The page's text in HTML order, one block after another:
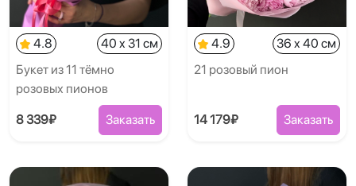
4.8
40 x 31 см
Букет из 11 тёмно
розовых пионов
8 339₽ Заказать
4.9
36 x 40 см
21 розовый пион
14 179₽ Заказать